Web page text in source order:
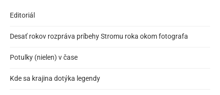
Editoriál
Desať rokov rozpráva príbehy Stromu roka okom fotografa
Potulky (nielen) v čase
Kde sa krajina dotýka legendy